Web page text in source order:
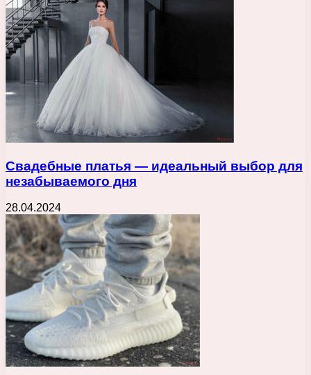
Свадебные платья — идеальный выбор для
незабываемого дня
28.04.2024